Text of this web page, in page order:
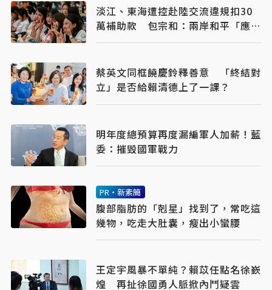
淡江、東海遭控赴陸交流違規扣30
萬補助款 包宗和：兩岸和平「應基
於友誼而非仇恨」
蔡英文同框饒慶鈴釋善意 「終結對
立」是否給賴清德上了一課？
明年度總預算再度漏編軍人加薪！藍
委：摧毀國軍戰力
PR・新素簡
腹部脂肪的「剋星」找到了，常吃這
幾物，吃走大肚囊，瘦出小蠻腰
王定宇風暴不單純？賴苡任點名徐嶔
煌 再扯徐國勇人脈掀內鬥疑雲